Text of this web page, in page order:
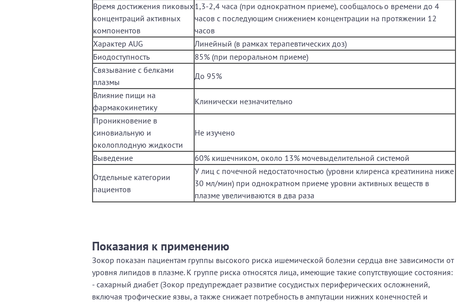
Время достижения пиковых
концентраций активных
компонентов
1,3-2,4 часа (при однократном приеме), сообщалось о времени до 4
часов с последующим снижением концентрации на протяжении 12
часов
Характер AUG
Линейный (в рамках терапевтических доз)
Биодоступность
85% (при пероральном приеме)
Связывание с белками
плазмы
До 95%
Влияние пищи на
фармакокинетику
Клинически незначительно
Проникновение в
синовиальную и
околоплодную жидкости
Не изучено
Выведение
60% кишечником, около 13% мочевыделительной системой
Отдельные категории
пациентов
У лиц с почечной недостаточностью (уровни клиренса креатинина ниже
30 мл/мин) при однократном приеме уровни активных веществ в
плазме увеличиваются в два раза
Показания к применению
Зокор показан пациентам группы высокого риска ишемической болезни сердца вне зависимости от
уровня липидов в плазме. К группе риска относятся лица, имеющие такие сопутствующие состояния:
- сахарный диабет (Зокор предупреждает развитие сосудистых периферических осложнений,
включая трофические язвы, а также снижает потребность в ампутации нижних конечностей и